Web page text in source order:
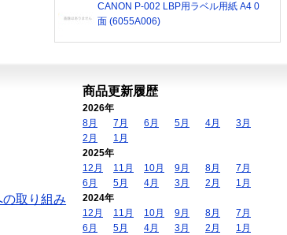
CANON P-002 LBP用ラベル用紙 A4 0
面 (6055A006)
の取り組み
商品更新履歴
2026年
8月
7月 6月 5月 4月
3月
2月
1月
2025年
12月
11月 10月 9月 8月
7月
6月
5月 4月 3月 2月
1月
2024年
12月
11月 10月 9月 8月
7月
6月
5月 4月 3月 2月
1月